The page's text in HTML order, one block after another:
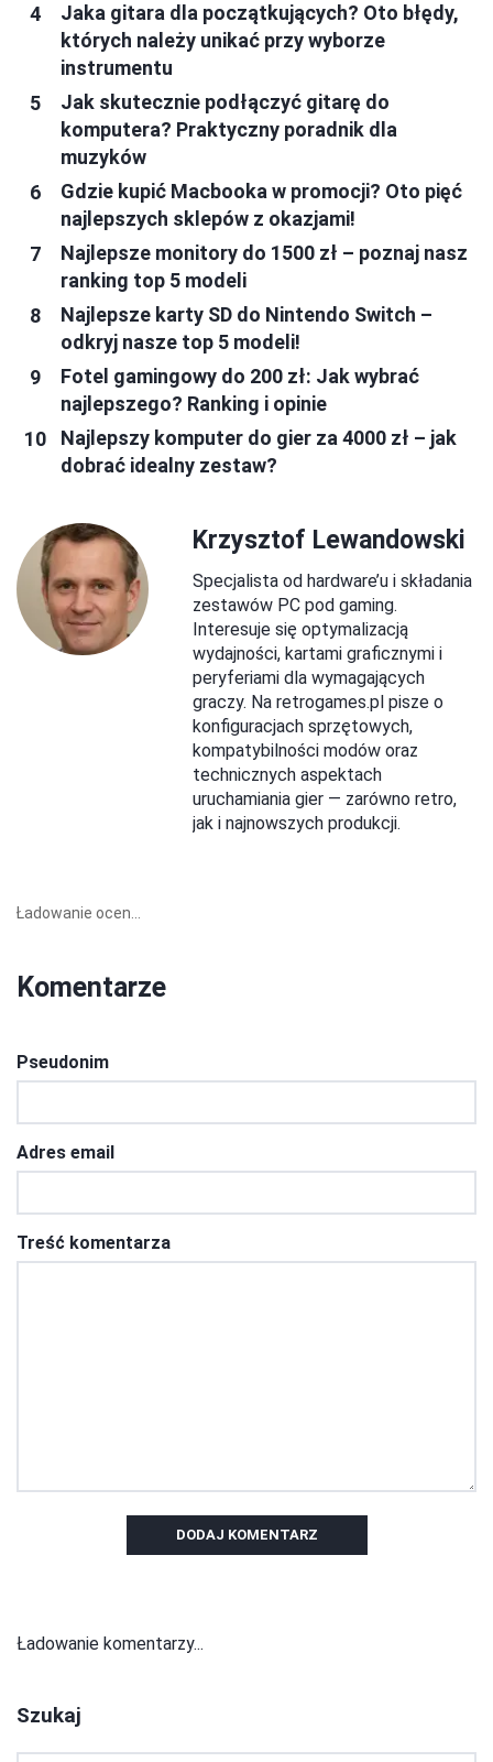
Jaka gitara dla początkujących? Oto błędy,
których należy unikać przy wyborze
instrumentu
Jak skutecznie podłączyć gitarę do
komputera? Praktyczny poradnik dla
muzyków
Gdzie kupić Macbooka w promocji? Oto pięć
najlepszych sklepów z okazjami!
Najlepsze monitory do 1500 zł – poznaj nasz
ranking top 5 modeli
Najlepsze karty SD do Nintendo Switch –
odkryj nasze top 5 modeli!
Fotel gamingowy do 200 zł: Jak wybrać
najlepszego? Ranking i opinie
Najlepszy komputer do gier za 4000 zł – jak
dobrać idealny zestaw?
Krzysztof Lewandowski
Specjalista od hardware’u i składania
zestawów PC pod gaming.
Interesuje się optymalizacją
wydajności, kartami graficznymi i
peryferiami dla wymagających
graczy. Na retrogames.pl pisze o
konfiguracjach sprzętowych,
kompatybilności modów oraz
technicznych aspektach
uruchamiania gier — zarówno retro,
jak i najnowszych produkcji.
Ładowanie ocen...
Komentarze
Pseudonim
Adres email
Treść komentarza
DODAJ KOMENTARZ
Ładowanie komentarzy...
Szukaj